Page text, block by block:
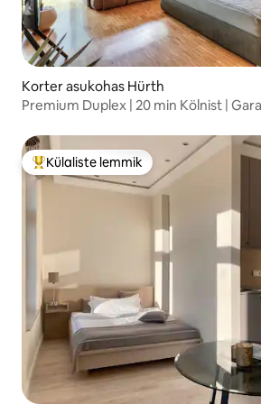
Korter asukohas Hürth
Premium Duplex | 20 min Kölnist |
Külaliste suur lemmik
Külaliste lemmik